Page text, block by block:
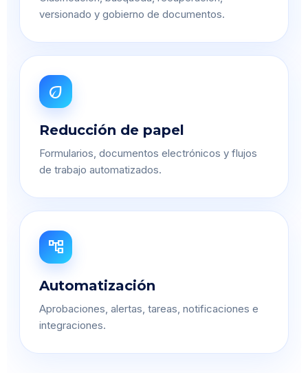
versionado y gobierno de documentos.
eco
Reducción de papel
Formularios, documentos electrónicos y flujos
de trabajo automatizados.
account_tree
Automatización
Aprobaciones, alertas, tareas, notificaciones e
integraciones.